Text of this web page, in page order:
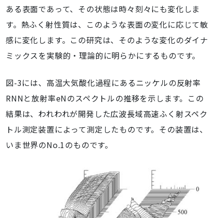
ある表面であって、その状態は時々刻々にも変化しま
す。熱ふく射性質は、このような表面の変化に応じて敏
感に変化します。この研究は、そのような変化のダイナ
ミックスを実験的・理論的に明らかにするものです。
図-3には、高温大気酸化過程にあるニッケルの反射率
RNNと放射率eNのスペクトルの推移を示します。この
結果は、われわれが開発した広波長域高速ふく射スペク
トル測定装置によって測定したものです。その装置は、
いま世界のNo.1のものです。